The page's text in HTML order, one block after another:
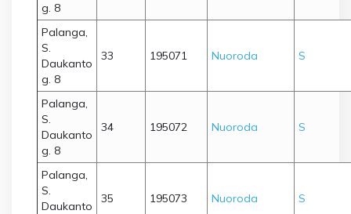
g. 8
Palanga,
S.
Daukanto
g. 8
33 195071 Nuoroda S
Palanga,
S.
Daukanto
g. 8
34 195072 Nuoroda S
Palanga,
S.
Daukanto
35 195073 Nuoroda S